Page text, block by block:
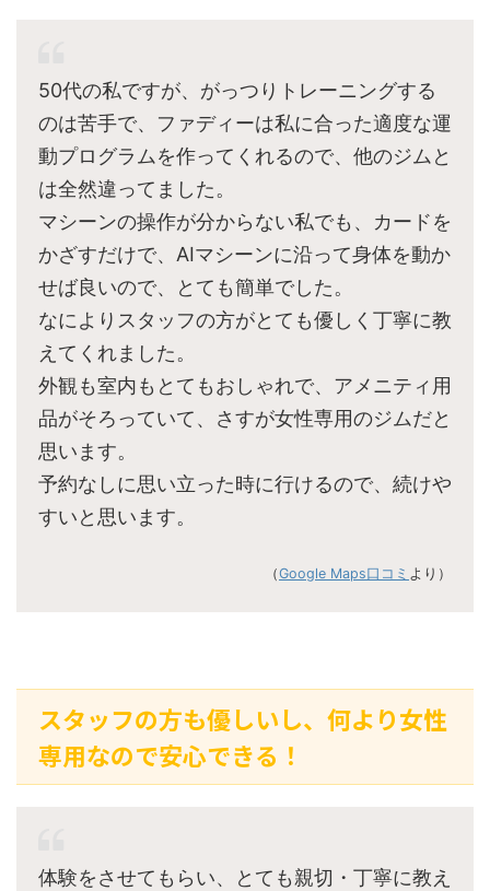
50代の私ですが、がっつりトレーニングする
のは苦手で、ファディーは私に合った適度な運
動プログラムを作ってくれるので、他のジムと
は全然違ってました。
マシーンの操作が分からない私でも、カードを
かざすだけで、AIマシーンに沿って身体を動か
せば良いので、とても簡単でした。
なによりスタッフの方がとても優しく丁寧に教
えてくれました。
外観も室内もとてもおしゃれで、アメニティ用
品がそろっていて、さすが女性専用のジムだと
思います。
予約なしに思い立った時に行けるので、続けや
すいと思います。
（Google Maps口コミ より）
スタッフの方も優しいし、何より女性
専用なので安心できる！
体験をさせてもらい、とても親切・丁寧に教え